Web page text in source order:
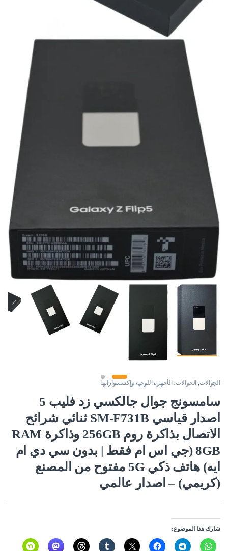
الجوالات الجوالات، الأجهزة اللوحية وإكسسواراتها
سامسونج جوال جالكسي زد فليب 5
اصدار قياسي SM-F731B ثنائي شرائح
الاتصال بذاكرة روم 256GB وذاكرة RAM
8GB (جي اس ام فقط | بدون سي دي ام
ايه) هاتف ذكي 5G مفتوح من المصنع
(كريمي) – اصدار عالمي
شارك هذا الموضوع: